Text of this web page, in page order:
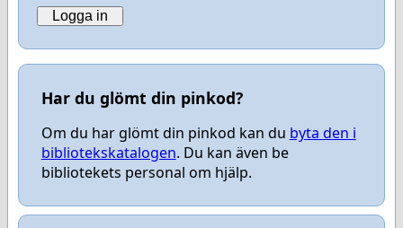
Har du glömt din pinkod?
Om du har glömt din pinkod kan du byta den i
bibliotekskatalogen. Du kan även be
bibliotekets personal om hjälp.